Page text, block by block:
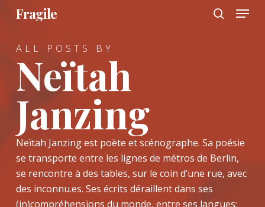
Skip
content
Fragile Menu
ALL POSTS BY
Neïtah
Janzing
Neïtah Janzing est poète et scénographe. Sa poésie
se transporte entre les lignes de métros de Berlin,
se rencontre à des tables, sur le coin d’une rue, avec
des inconnu.es. Ses écrits déraillent dans ses
(in)compréhensions du monde, entre ses langues;